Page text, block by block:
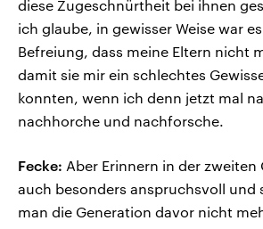
diese Zugeschnürtheit bei ihnen
ich glaube, in gewisser Weise war
Befreiung, dass meine Eltern nicht
damit sie mir ein schlechtes
konnten, wenn ich denn jetzt mal
nachhorche und nachforsche.
Fecke: Aber Erinnern in der zweiten
auch besonders anspruchsvoll und
man die Generation davor nicht